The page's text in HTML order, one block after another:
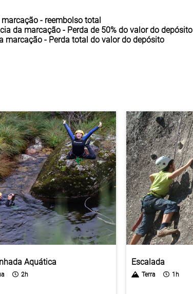
- reembolso total
da marcação - Perda de 50% do valor do depósito
marcação - Perda total do valor do depósito
Aquática
2h
Escalada
Terra 1h